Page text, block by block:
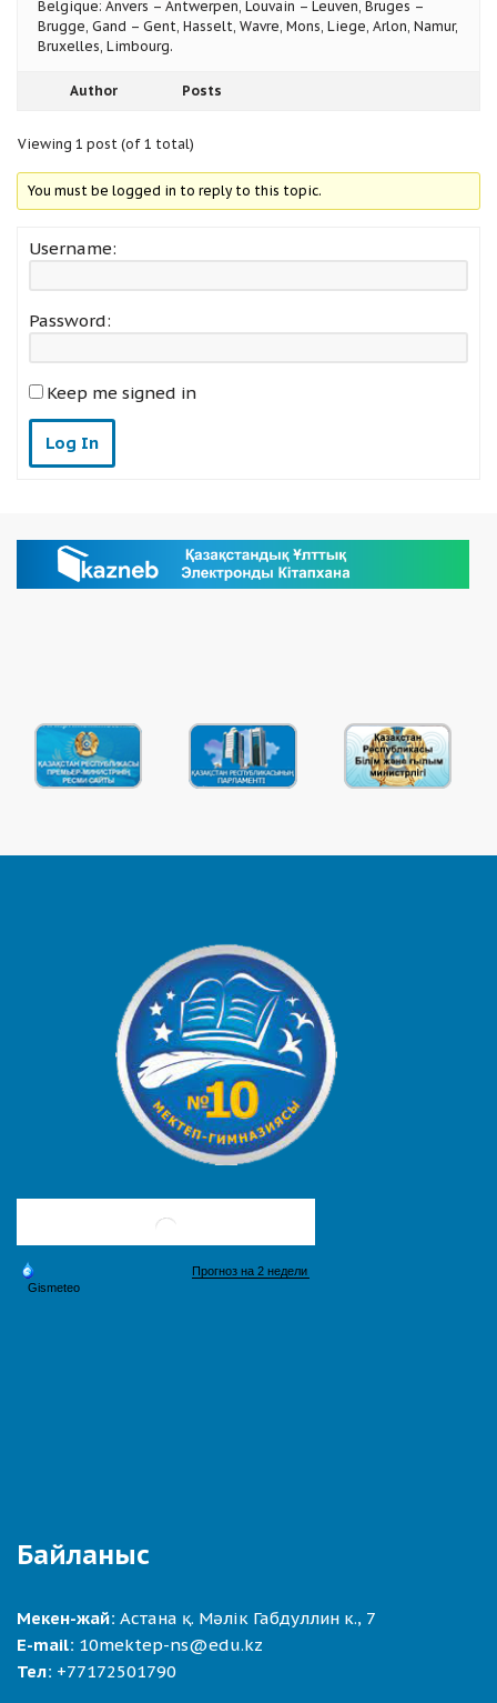
Belgique: Anvers – Antwerpen, Louvain – Leuven, Bruges –
Brugge, Gand – Gent, Hasselt, Wavre, Mons, Liege, Arlon, Namur,
Bruxelles, Limbourg.
Author Posts
Viewing 1 post (of 1 total)
You must be logged in to reply to this topic.
Username:
Password:
Keep me signed in
Log In
Байланыс
Мекен-жай: Астана қ. Мәлік Габдуллин к., 7
E-mail: 10mektep-ns@edu.kz
Тел: +77172501790